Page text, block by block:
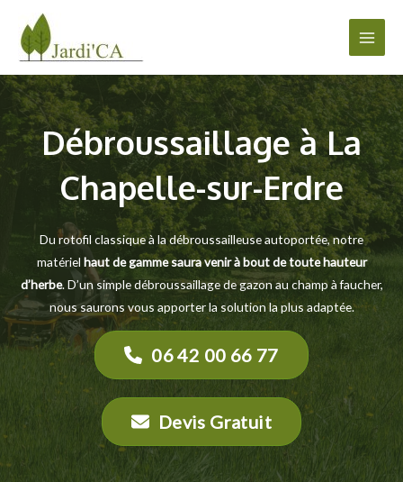
contenu
Main
Débroussaillage à La
Chapelle-sur-Erdre
Du rotofil classique à la débroussailleuse autoportée, notre
matériel haut de gamme saura venir à bout de toute hauteur
d’herbe. D’un simple débroussaillage de gazon au champ à faucher,
nous saurons vous apporter la solution la plus adaptée.
06 42 00 66 77
Devis Gratuit